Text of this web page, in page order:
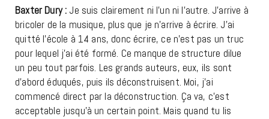
Baxter Dury : Je suis clairement ni l’un ni l’autre. J’arrive à
bricoler de la musique, plus que je n’arrive à écrire. J’ai
quitté l’école à 14 ans, donc écrire, ce n’est pas un truc
pour lequel j’ai été formé. Ce manque de structure dilue
un peu tout parfois. Les grands auteurs, eux, ils sont
d’abord éduqués, puis ils déconstruisent. Moi, j’ai
commencé direct par la déconstruction. Ça va, c’est
acceptable jusqu’à un certain point. Mais quand tu lis